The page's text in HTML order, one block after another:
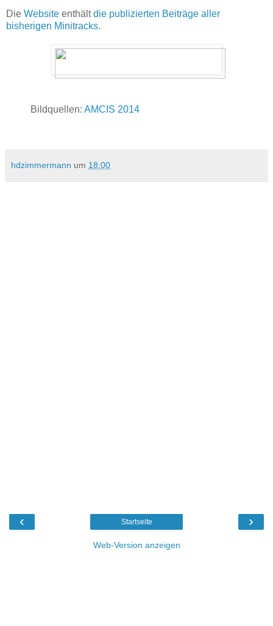
Die Website enthältdie publizierten Beiträge aller
bisherigen Minitracks.
Bildquellen: AMCIS 2014
hdzimmermann um 18:00
‹ ›
Startseite
Web-Version anzeigen